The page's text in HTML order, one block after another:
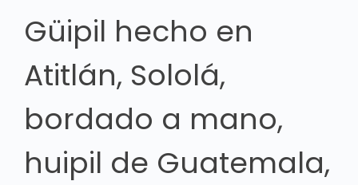
Güipil hecho en
Atitlán, Sololá,
bordado a mano,
huipil de Guatemala,